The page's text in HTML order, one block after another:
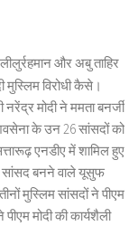
और अबु ताहिर
मुस्लिम विरोधी कैसे।
मोदी ने ममता बनर्जी
के उन 26 सांसदों को
एनडीए में शामिल हुए
सांसद बनने वाले यूसुफ
मुस्लिम सांसदों ने पीएम
मोदी की कार्यशैली